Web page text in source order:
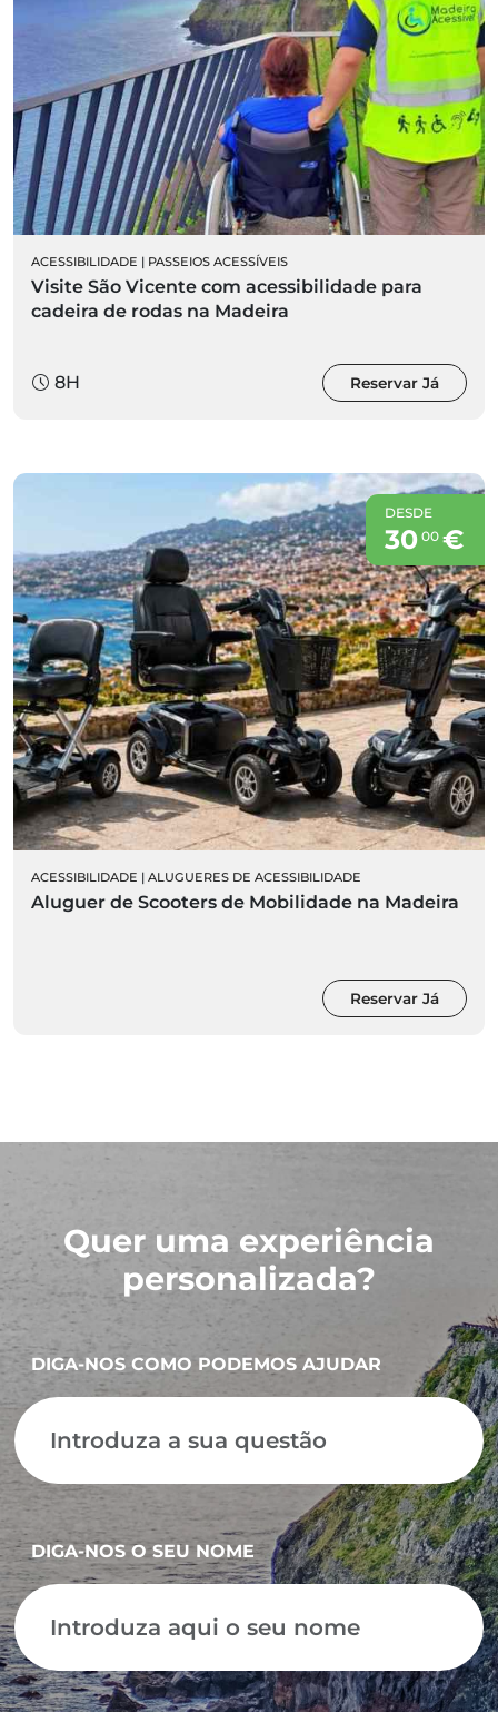
ACESSIBILIDADE | PASSEIOS ACESSÍVEIS
Visite São Vicente com acessibilidade para
cadeira de rodas na Madeira
8H Reservar Já
DESDE
30 00€
ACESSIBILIDADE | ALUGUERES DE ACESSIBILIDADE
Aluguer de Scooters de Mobilidade na Madeira
Reservar Já
Quer uma experiência
personalizada?
DIGA-NOS COMO PODEMOS AJUDAR
DIGA-NOS O SEU NOME